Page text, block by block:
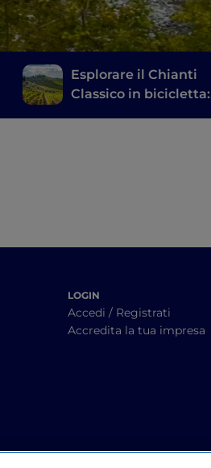
Esplorare il Chianti
Classico in bicicletta:
LOGIN
Accedi / Registrati
Accredita la tua impresa